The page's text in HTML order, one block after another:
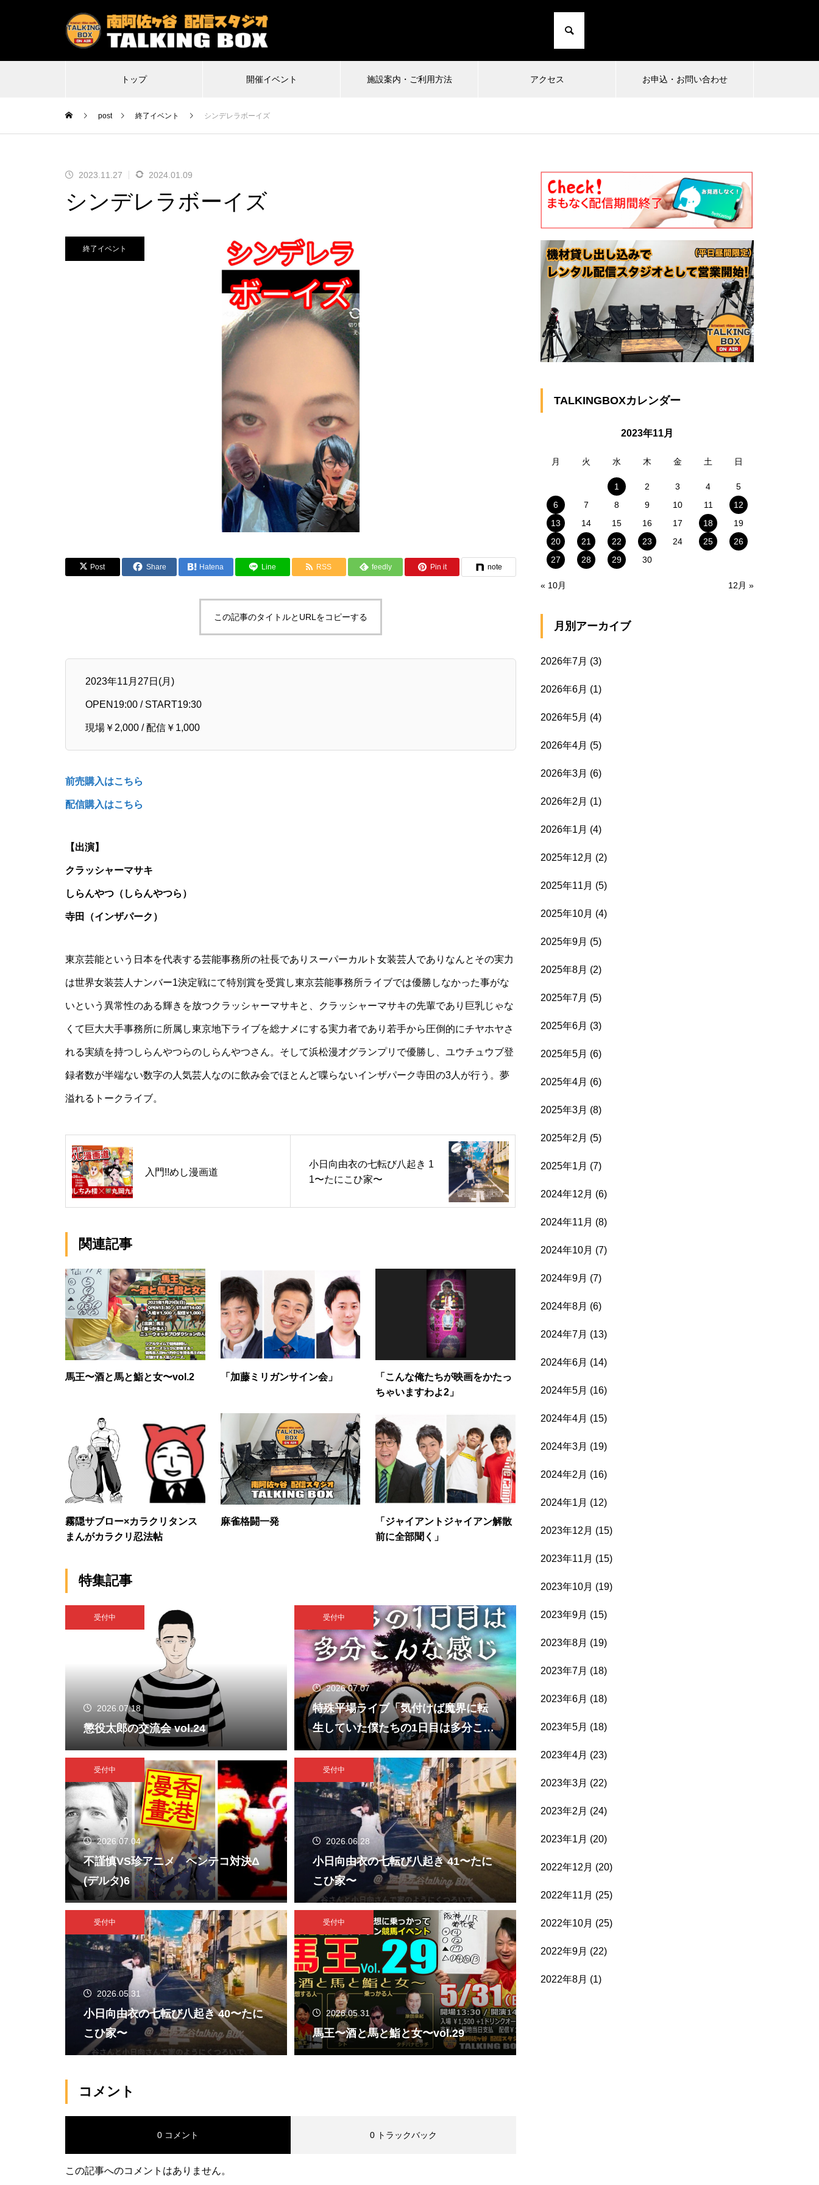
トップ 開催イベント 施設案内・ご利用方法 アクセス お申込・お問い合わせ
不謹慎VS珍アニメ ヘンテコ対決
小日向由衣の七転び八起き 20〜た
2024.06.26
まったり勉強鉄
post 終了イベント シンデレラボーイズ
2023.11.27 2024.01.09
シンデレラボーイズ
終了イベント
Post Share Hatena Line RSS feedly Pin it note
この記事のタイトルとURLをコピーする
2023年11月27日(月)
OPEN19:00 / START19:30
現場￥2,000 / 配信￥1,000
前売購入はこちら
配信購入はこちら
【出演】
クラッシャーマサキ
しらんやつ（しらんやつら）
寺田（インザパーク）
東京芸能という日本を代表する芸能事務所の社長でありスーパーカルト女装芸人でありなんとその実力
は世界女装芸人ナンバー1決定戦にて特別賞を受賞し東京芸能事務所ライブでは優勝しなかった事がな
いという異常性のある輝きを放つクラッシャーマサキと、クラッシャーマサキの先輩であり巨乳じゃな
くて巨大大手事務所に所属し東京地下ライブを総ナメにする実力者であり若手から圧倒的にチヤホヤさ
れる実績を持つしらんやつらのしらんやつさん。そして浜松漫才グランプリで優勝し、ユウチュウブ登
録者数が半端ない数字の人気芸人なのに飲み会でほとんど喋らないインザパーク寺田の3人が行う。夢
溢れるトークライブ。
入門!!めし漫画道
小日向由衣の七転び八起き 1
1〜たにこひ家〜
関連記事
馬王〜酒と馬と鮨と女〜vol.2 「加藤ミリガンサイン会」
「こんな俺たちが映画をかたっ
ちゃいますわよ2」
霧隠サブロー×カラクリタンス
まんがカラクリ忍法帖
麻雀格闘一発
「ジャイアントジャイアン解散
前に全部聞く」
特集記事
受付中
2026.07.18
懲役太郎の交流会 vol.24
受付中
2026.07.07
特殊平場ライブ「気付けば魔界に転
生していた僕たちの1日目は多分こん
な感じ」
受付中
2026.07.04
不謹慎VS珍アニメ ヘンテコ対決Δ
(デルタ)6
受付中
2026.06.28
小日向由衣の七転び八起き 41〜たに
こひ家〜
受付中
2026.05.31
小日向由衣の七転び八起き 40〜たに
こひ家〜
受付中
2026.05.31
馬王〜酒と馬と鮨と女〜vol.29
コメント
0 コメント 0 トラックバック
この記事へのコメントはありません。
TALKINGBOXカレンダー
2023年11月
月 火 水 木 金 土 日
1 2 3 4
5
6
7 8 9 10 11
12
13
14 15 16 17 18
19
20
21 22 23 24 25
26
27
28 29 30
« 10月 12月 »
月別アーカイブ
2026年7月 (3)
2026年6月 (1)
2026年5月 (4)
2026年4月 (5)
2026年3月 (6)
2026年2月 (1)
2026年1月 (4)
2025年12月 (2)
2025年11月 (5)
2025年10月 (4)
2025年9月 (5)
2025年8月 (2)
2025年7月 (5)
2025年6月 (3)
2025年5月 (6)
2025年4月 (6)
2025年3月 (8)
2025年2月 (5)
2025年1月 (7)
2024年12月 (6)
2024年11月 (8)
2024年10月 (7)
2024年9月 (7)
2024年8月 (6)
2024年7月 (13)
2024年6月 (14)
2024年5月 (16)
2024年4月 (15)
2024年3月 (19)
2024年2月 (16)
2024年1月 (12)
2023年12月 (15)
2023年11月 (15)
2023年10月 (19)
2023年9月 (15)
2023年8月 (19)
2023年7月 (18)
2023年6月 (18)
2023年5月 (18)
2023年4月 (23)
2023年3月 (22)
2023年2月 (24)
2023年1月 (20)
2022年12月 (20)
2022年11月 (25)
2022年10月 (25)
2022年9月 (22)
2022年8月 (1)